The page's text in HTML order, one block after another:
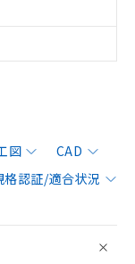
図
CAD
格認証/適合状況